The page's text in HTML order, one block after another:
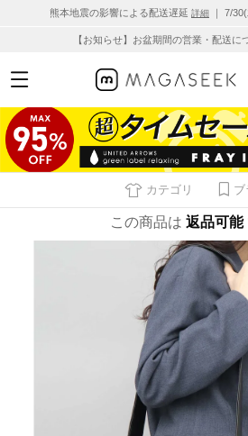
熊本地震の影響による配送遅延 詳細 ｜ 7/
【お知らせ】お盆期間の営業・配送に
カテゴリ ブ
この商品は 返品可能